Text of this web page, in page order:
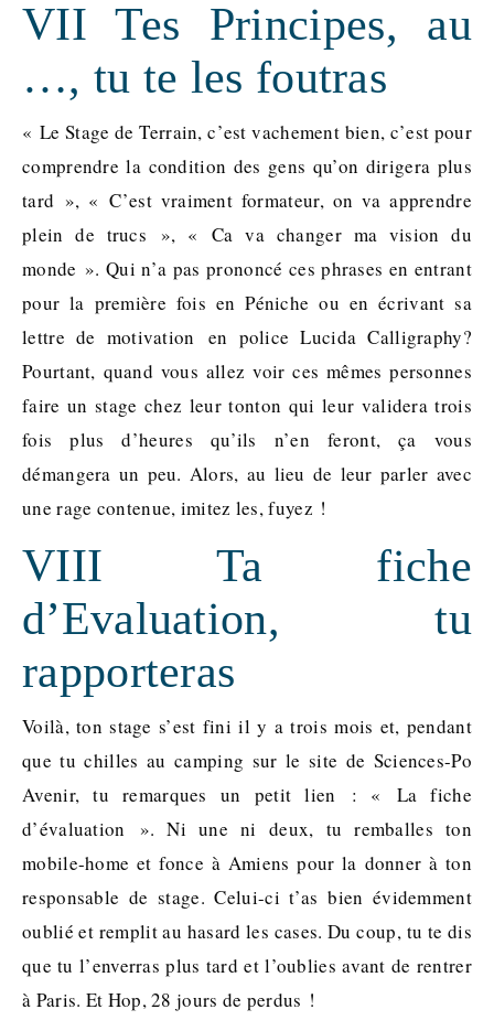
VII Tes Principes, au
…, tu te les foutras
« Le Stage de Terrain, c’est vachement bien, c’est pour
comprendre la condition des gens qu’on dirigera plus
tard », « C’est vraiment formateur, on va apprendre
plein de trucs », « Ca va changer ma vision du
monde ». Qui n’a pas prononcé ces phrases en entrant
pour la première fois en Péniche ou en écrivant sa
lettre de motivation en police Lucida Calligraphy?
Pourtant, quand vous allez voir ces mêmes personnes
faire un stage chez leur tonton qui leur validera trois
fois plus d’heures qu’ils n’en feront, ça vous
démangera un peu. Alors, au lieu de leur parler avec
une rage contenue, imitez les, fuyez !
VIII Ta fiche
d’Evaluation, tu
rapporteras
Voilà, ton stage s’est fini il y a trois mois et, pendant
que tu chilles au camping sur le site de Sciences-Po
Avenir, tu remarques un petit lien : « La fiche
d’évaluation ». Ni une ni deux, tu remballes ton
mobile-home et fonce à Amiens pour la donner à ton
responsable de stage. Celui-ci t’as bien évidemment
oublié et remplit au hasard les cases. Du coup, tu te dis
que tu l’enverras plus tard et l’oublies avant de rentrer
à Paris. Et Hop, 28 jours de perdus !